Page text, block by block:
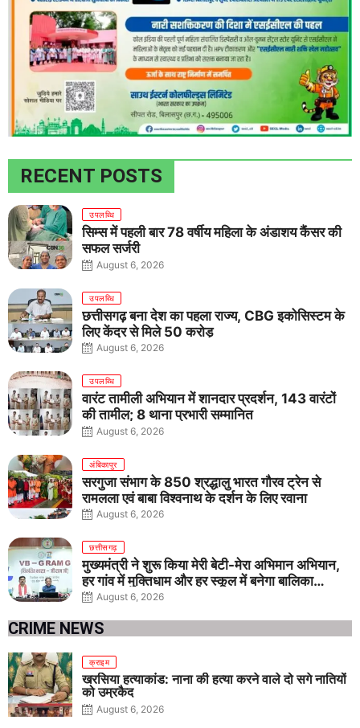
RECENT POSTS
उपलब्धि
सिम्स में पहली बार 78 वर्षीय महिला के अंडाशय कैंसर की
सफल सर्जरी
August 6, 2026
उपलब्धि
छत्तीसगढ़ बना देश का पहला राज्य, CBG इकोसिस्टम के
लिए केंद्र से मिले 50 करोड़
August 6, 2026
उपलब्धि
वारंट तामीली अभियान में शानदार प्रदर्शन, 143 वारंटों
की तामील; 8 थाना प्रभारी सम्मानित
August 6, 2026
अंबिकापुर
सरगुजा संभाग के 850 श्रद्धालु भारत गौरव ट्रेन से
रामलला एवं बाबा विश्वनाथ के दर्शन के लिए रवाना
August 6, 2026
छत्तीसगढ़
मुख्यमंत्री ने शुरू किया मेरी बेटी-मेरा अभिमान अभियान,
हर गांव में मुक्तिधाम और हर स्कूल में बनेगा बालिका
शौचालय
August 6, 2026
CRIME NEWS
क्राइम
खरसिया हत्याकांड: नाना की हत्या करने वाले दो सगे नातियों
को उम्रकैद
August 6, 2026